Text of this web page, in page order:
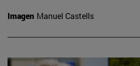
Imagen Manuel Castells